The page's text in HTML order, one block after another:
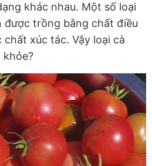
khác nhau. Một số loại
được trồng bằng chất điều
xúc tác. Vậy loại cà
khỏe?